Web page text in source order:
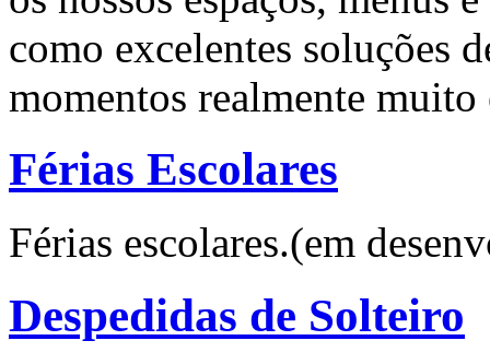
como excelentes soluções
momentos realmente muito
Férias Escolares
Férias escolares.(em
Despedidas de Solteiro